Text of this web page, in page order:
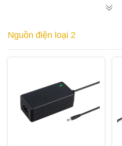
Nguồn điện loại 2